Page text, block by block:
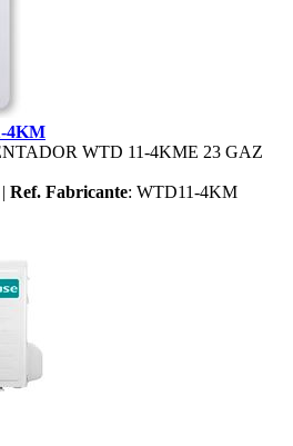
4KM
WTD 11-4KME 23 GAZ
Ref. Fabricante: WTD11-4KM